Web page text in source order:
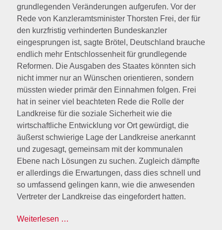
grundlegenden Veränderungen aufgerufen. Vor der
Rede von Kanzleramtsminister Thorsten Frei, der für
den kurzfristig verhinderten Bundeskanzler
eingesprungen ist, sagte Brötel, Deutschland brauche
endlich mehr Entschlossenheit für grundlegende
Reformen. Die Ausgaben des Staates könnten sich
nicht immer nur an Wünschen orientieren, sondern
müssten wieder primär den Einnahmen folgen. Frei
hat in seiner viel beachteten Rede die Rolle der
Landkreise für die soziale Sicherheit wie die
wirtschaftliche Entwicklung vor Ort gewürdigt, die
äußerst schwierige Lage der Landkreise anerkannt
und zugesagt, gemeinsam mit der kommunalen
Ebene nach Lösungen zu suchen. Zugleich dämpfte
er allerdings die Erwartungen, dass dies schnell und
so umfassend gelingen kann, wie die anwesenden
Vertreter der Landkreise das eingefordert hatten.
Weiterlesen …